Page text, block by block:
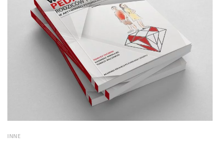
INNE